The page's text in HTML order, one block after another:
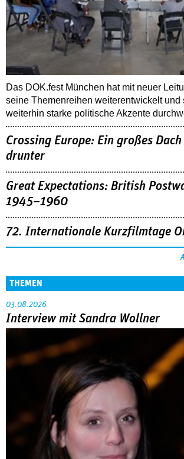
Das DOK.fest München hat mit neuer
seine Themenreihen weiterentwickelt und
weiterhin starke politische Akzente
Crossing Europe: Ein großes
drunter
Great Expectations: British
1945–1960
72. Internationale Kurzfilmtage
THEMEN
03.08.2026
Interview mit Sandra Wollner